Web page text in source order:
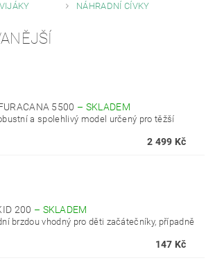
NÁHRADNÍ CÍVKY
5500 – SKLADEM
a spolehlivý model určený pro těžší
2 499 Kč
200 – SKLADEM
brzdou vhodný pro děti začátečníky, případně
147 Kč